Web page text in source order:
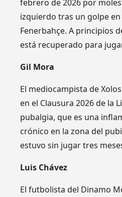
febrero de 2026 por
izquierdo tras un golpe
Fenerbahçe. A principios
está recuperado para
Gil Mora
El mediocampista de
en el Clausura 2026 de la
pubalgia, que es una
crónico en la zona del
estuvo sin jugar tres
Luis Chávez
El futbolista del Dinamo